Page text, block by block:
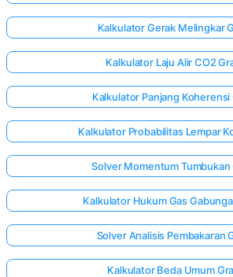
Kalkulator Gerak Melingkar
Kalkulator Laju Alir CO2
Kalkulator Panjang Koherensi
Kalkulator Probabilitas Lempar
Solver Momentum Tumbukan
Kalkulator Hukum Gas
Solver Analisis Pembakaran
Kalkulator Beda Umum